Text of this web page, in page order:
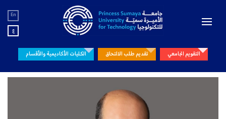
En
ع
التقويم الجامعي تقديم طلب الالتحاق الكليات الأكاديمية والأقسام